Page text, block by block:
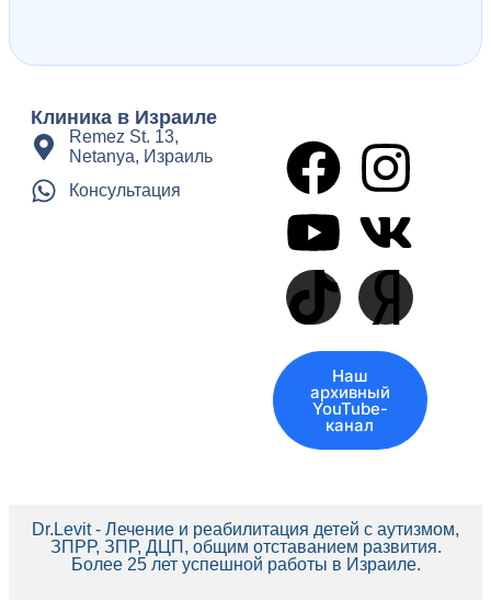
Клиника в Израиле
Remez St. 13,
Netanya, Израиль
Консультация
Наш
архивный
YouTube-
канал
Dr.Levit - Лечение и реабилитация детей с аутизмом,
ЗПРР, ЗПР, ДЦП, общим отставанием развития.
Более 25 лет успешной работы в Израиле.